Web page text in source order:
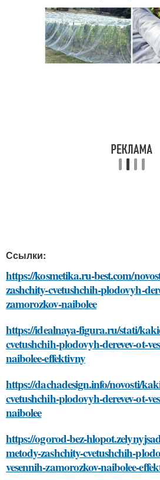
Ссылки:
https://kosmetika.ru-best.com/
zashchity-cvetushchih-plodovyh-
zamorozkov-naibolee
https://idealnaya-figura.ru/stati/
cvetushchih-plodovyh-derevev-ot-
naibolee-effektivny
https://dachadesign.info/novosti/
cvetushchih-plodovyh-derevev-ot-
naibolee
https://ogorod-bez-
metody-zashchity-cvetushchih-
vesennih-zamorozkov-naibolee-